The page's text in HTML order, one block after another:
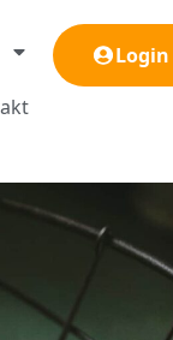
Login